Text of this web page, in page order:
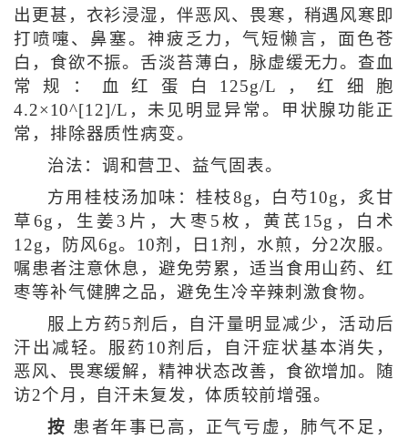
出更甚，衣衫浸湿，伴恶风、畏寒，稍遇风寒即
打喷嚏、鼻塞。神疲乏力，气短懒言，面色苍
白，食欲不振。舌淡苔薄白，脉虚缓无力。查血
常规：血红蛋白125g/L，红细胞
4.2×10^[12]/L，未见明显异常。甲状腺功能正
常，排除器质性病变。
治法：调和营卫、益气固表。
方用桂枝汤加味：桂枝8g，白芍10g，炙甘
草6g，生姜3片，大枣5枚，黄芪15g，白术
12g，防风6g。10剂，日1剂，水煎，分2次服。
嘱患者注意休息，避免劳累，适当食用山药、红
枣等补气健脾之品，避免生冷辛辣刺激食物。
服上方药5剂后，自汗量明显减少，活动后
汗出减轻。服药10剂后，自汗症状基本消失，
恶风、畏寒缓解，精神状态改善，食欲增加。随
访2个月，自汗未复发，体质较前增强。
按 患者年事已高，正气亏虚，肺气不足，